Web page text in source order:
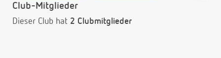
Club-Mitglieder
Dieser Club hat 2 Clubmitglieder